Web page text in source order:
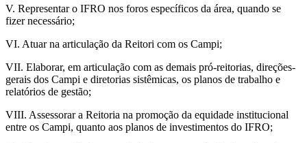
V. Representar o IFRO nos foros específicos da área, quando se
fizer necessário;
VI. Atuar na articulação da Reitori com os Campi;
VII. Elaborar, em articulação com as demais pró-reitorias, direções-
gerais dos Campi e diretorias sistêmicas, os planos de trabalho e
relatórios de gestão;
VIII. Assessorar a Reitoria na promoção da equidade institucional
entre os Campi, quanto aos planos de investimentos do IFRO;